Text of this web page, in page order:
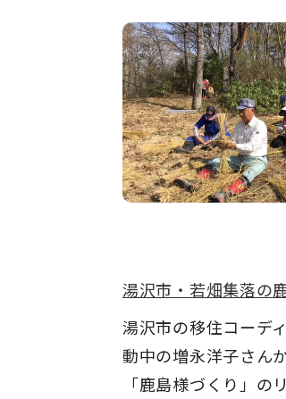
湯沢市・若畑集落の
湯沢市の移住コーデ
動中の増永洋子さん
「鹿島様づくり」の